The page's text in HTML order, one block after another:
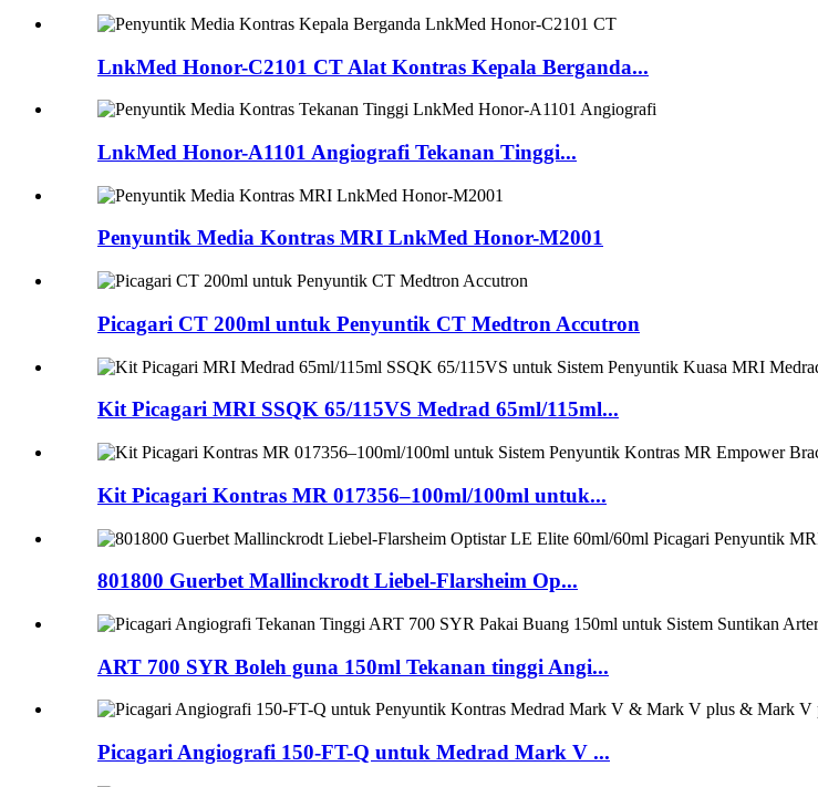
LnkMed Honor-C2101 CT Alat Kontras Kepala Berganda...
LnkMed Honor-A1101 Angiografi Tekanan Tinggi...
Penyuntik Media Kontras MRI LnkMed Honor-M2001
Picagari CT 200ml untuk Penyuntik CT Medtron Accutron
Kit Picagari MRI SSQK 65/115VS Medrad 65ml/115ml...
Kit Picagari Kontras MR 017356–100ml/100ml untuk...
801800 Guerbet Mallinckrodt Liebel-Flarsheim Op...
ART 700 SYR Boleh guna 150ml Tekanan tinggi Angi...
Picagari Angiografi 150-FT-Q untuk Medrad Mark V ...